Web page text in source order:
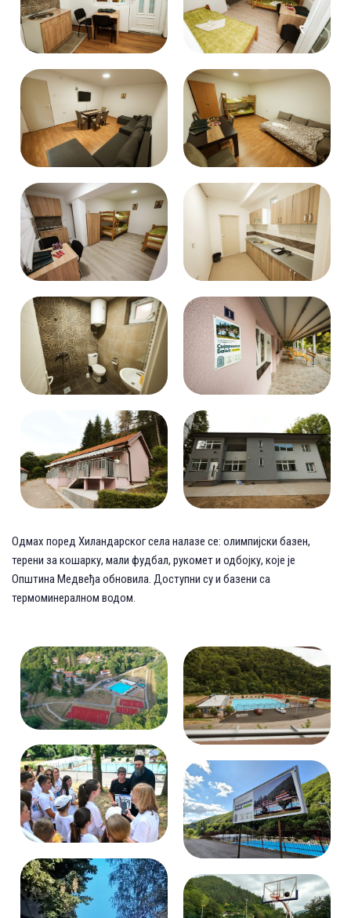
Одмах поред Хиландарског села налазе се: олимпијски базен,
терени за кошарку, мали фудбал, рукомет и одбојку, које је
Општина Медвеђа обновила. Доступни су и базени са
термоминералном водом.